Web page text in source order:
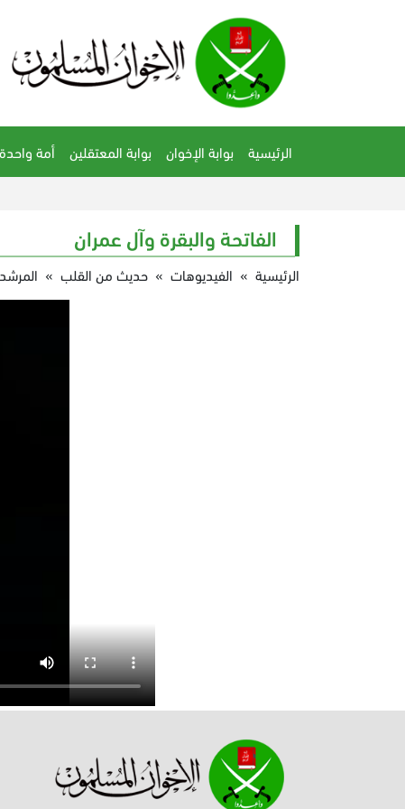
الرئيسية بوابة الإخوان بوابة المعتقلين أمة واحدة
الفاتحة والبقرة وآل عمران
الرئيسية » الفيديوهات » حديث من القلب »